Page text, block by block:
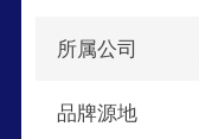
等。
所属公司
品牌源地